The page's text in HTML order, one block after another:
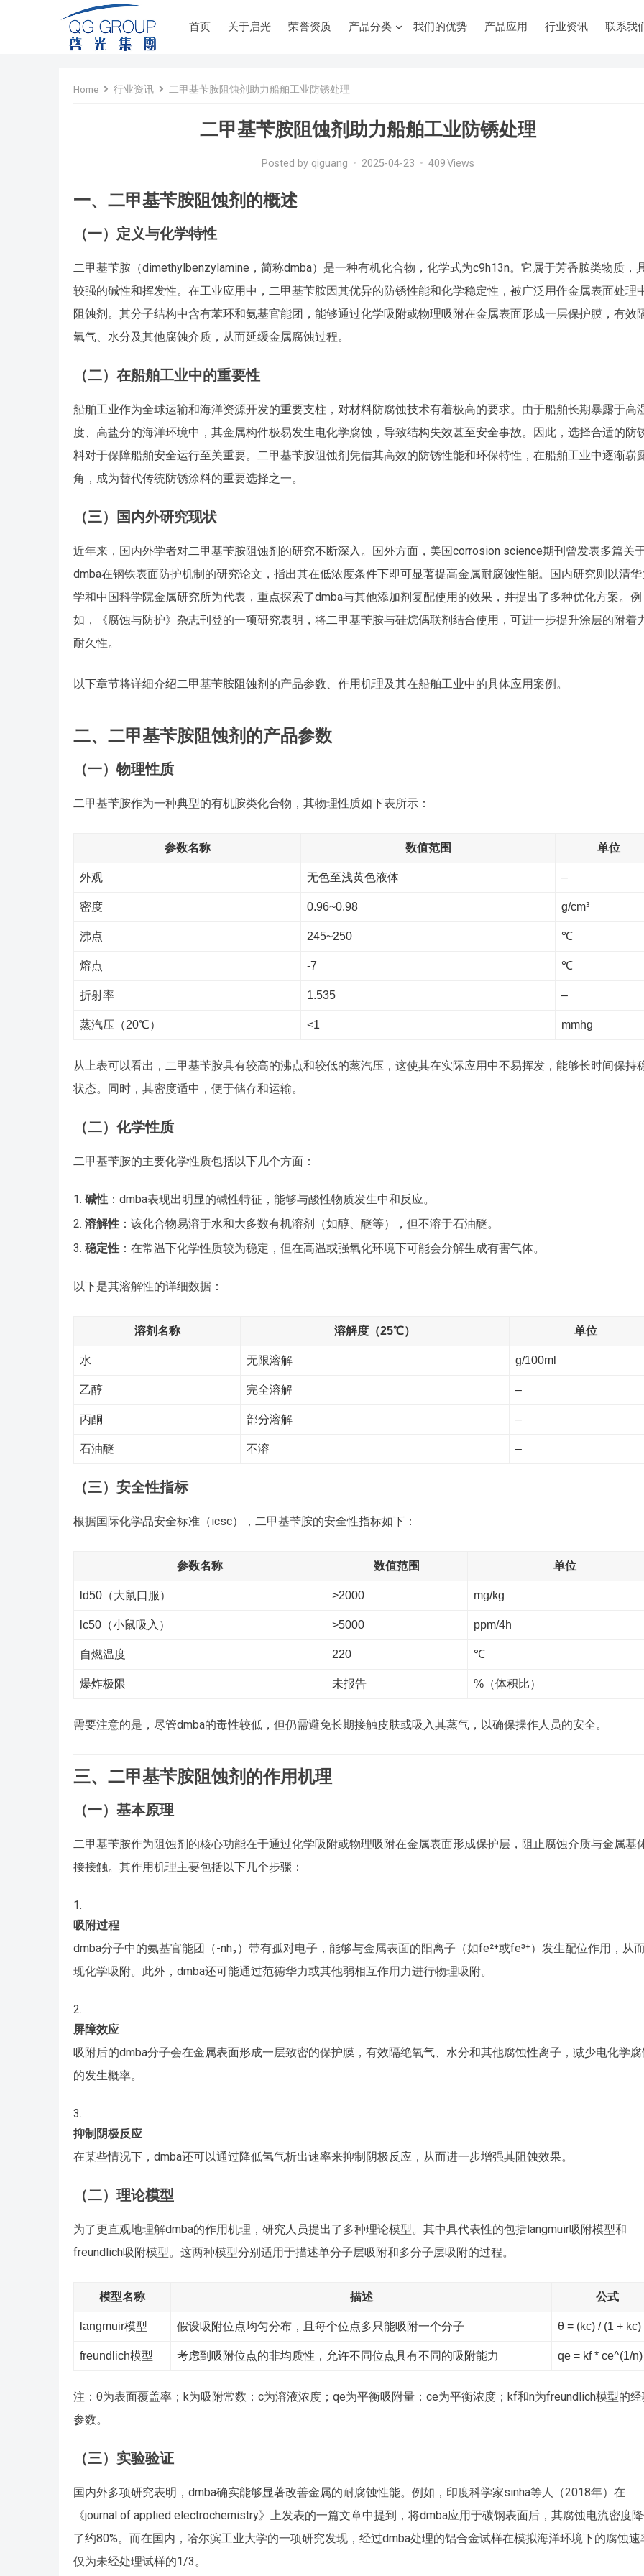
首页 关于启光 荣誉资质 产品分类 我们的优势 产品应用 行业资讯 联系我
Home 行业资讯 二甲基苄胺阻蚀剂助力船舶工业防锈处理
二甲基苄胺阻蚀剂助力船舶工业防锈处理
Posted by qiguang • 2025-04-23 • 409Views
一、二甲基苄胺阻蚀剂的概述
（一）定义与化学特性
二甲基苄胺（dimethylbenzylamine，简称dmba）是一种有机化合物，化学式为c9h13n。它属于芳香胺类物质，
较强的碱性和挥发性。在工业应用中，二甲基苄胺因其优异的防锈性能和化学稳定性，被广泛用作金属表面处理
阻蚀剂。其分子结构中含有苯环和氨基官能团，能够通过化学吸附或物理吸附在金属表面形成一层保护膜，有效
氧气、水分及其他腐蚀介质，从而延缓金属腐蚀过程。
（二）在船舶工业中的重要性
船舶工业作为全球运输和海洋资源开发的重要支柱，对材料防腐蚀技术有着极高的要求。由于船舶长期暴露于高
度、高盐分的海洋环境中，其金属构件极易发生电化学腐蚀，导致结构失效甚至安全事故。因此，选择合适的防
料对于保障船舶安全运行至关重要。二甲基苄胺阻蚀剂凭借其高效的防锈性能和环保特性，在船舶工业中逐渐崭
角，成为替代传统防锈涂料的重要选择之一。
（三）国内外研究现状
近年来，国内外学者对二甲基苄胺阻蚀剂的研究不断深入。国外方面，美国corrosion science期刊曾发表多篇关
dmba在钢铁表面防护机制的研究论文，指出其在低浓度条件下即可显著提高金属耐腐蚀性能。国内研究则以清
学和中国科学院金属研究所为代表，重点探索了dmba与其他添加剂复配使用的效果，并提出了多种优化方案。例
如，《腐蚀与防护》杂志刊登的一项研究表明，将二甲基苄胺与硅烷偶联剂结合使用，可进一步提升涂层的附着
耐久性。
以下章节将详细介绍二甲基苄胺阻蚀剂的产品参数、作用机理及其在船舶工业中的具体应用案例。
二、二甲基苄胺阻蚀剂的产品参数
（一）物理性质
二甲基苄胺作为一种典型的有机胺类化合物，其物理性质如下表所示：
参数名称 数值范围 单位
外观 无色至浅黄色液体 –
密度 0.96~0.98 g/cm³
沸点 245~250 ℃
熔点 -7 ℃
折射率 1.535 –
蒸汽压（20℃） <1 mmhg
从上表可以看出，二甲基苄胺具有较高的沸点和较低的蒸汽压，这使其在实际应用中不易挥发，能够长时间保持
状态。同时，其密度适中，便于储存和运输。
（二）化学性质
二甲基苄胺的主要化学性质包括以下几个方面：
碱性 ：dmba表现出明显的碱性特征，能够与酸性物质发生中和反应。
溶解性 ：该化合物易溶于水和大多数有机溶剂（如醇、醚等），但不溶于石油醚。
稳定性 ：在常温下化学性质较为稳定，但在高温或强氧化环境下可能会分解生成有害气体。
以下是其溶解性的详细数据：
溶剂名称 溶解度（25℃） 单位
水 无限溶解 g/100ml
乙醇 完全溶解 –
丙酮 部分溶解 –
石油醚 不溶 –
（三）安全性指标
根据国际化学品安全标准（icsc），二甲基苄胺的安全性指标如下：
参数名称 数值范围 单位
ld50（大鼠口服） >2000 mg/kg
lc50（小鼠吸入） >5000 ppm/4h
自燃温度 220 ℃
爆炸极限 未报告 %（体积比）
需要注意的是，尽管dmba的毒性较低，但仍需避免长期接触皮肤或吸入其蒸气，以确保操作人员的安全。
三、二甲基苄胺阻蚀剂的作用机理
（一）基本原理
二甲基苄胺作为阻蚀剂的核心功能在于通过化学吸附或物理吸附在金属表面形成保护层，阻止腐蚀介质与金属基
接接触。其作用机理主要包括以下几个步骤：
吸附过程
dmba分子中的氨基官能团（-nh₂）带有孤对电子，能够与金属表面的阳离子（如fe²⁺或fe³⁺）发生配位作用，从
现化学吸附。此外，dmba还可能通过范德华力或其他弱相互作用力进行物理吸附。
屏障效应
吸附后的dmba分子会在金属表面形成一层致密的保护膜，有效隔绝氧气、水分和其他腐蚀性离子，减少电化学
的发生概率。
抑制阴极反应
在某些情况下，dmba还可以通过降低氢气析出速率来抑制阴极反应，从而进一步增强其阻蚀效果。
（二）理论模型
为了更直观地理解dmba的作用机理，研究人员提出了多种理论模型。其中具代表性的包括langmuir吸附模型和
freundlich吸附模型。这两种模型分别适用于描述单分子层吸附和多分子层吸附的过程。
模型名称 描述 公式
langmuir模型 假设吸附位点均匀分布，且每个位点多只能吸附一个分子 θ = (kc) / (1 + kc)
freundlich模型 考虑到吸附位点的非均质性，允许不同位点具有不同的吸附能力 qe = kf * ce^(1/n)
注：θ为表面覆盖率；k为吸附常数；c为溶液浓度；qe为平衡吸附量；ce为平衡浓度；kf和n为freundlich模型的
参数。
（三）实验验证
国内外多项研究表明，dmba确实能够显著改善金属的耐腐蚀性能。例如，印度科学家sinha等人（2018年）在
《journal of applied electrochemistry》上发表的一篇文章中提到，将dmba应用于碳钢表面后，其腐蚀电流密度
了约80%。而在国内，哈尔滨工业大学的一项研究发现，经过dmba处理的铝合金试样在模拟海洋环境下的腐蚀速
仅为未经处理试样的1/3。